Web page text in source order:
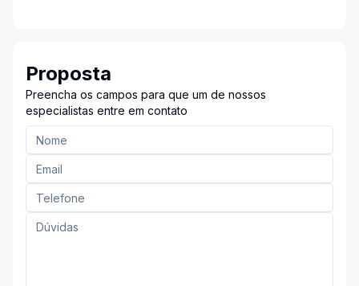
Proposta
Preencha os campos para que um de nossos
especialistas entre em contato